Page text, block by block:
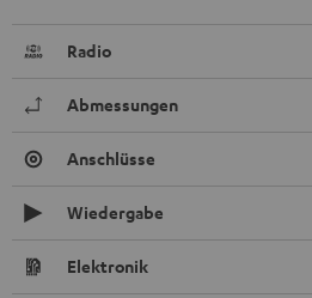
Radio
Abmessungen
Anschlüsse
Wiedergabe
Elektronik